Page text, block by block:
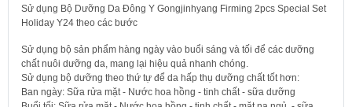
mềm mại và ẩm mịn. Thể tích thực: 150 ml
dưỡng ẩm da cô đặc giúp cung cấp các dưỡng chất cho làn da.
Thể tích thực: 110 ml
3. The history of Whoo Gongjinhyang Firming Cream: Kem dưỡng chăm
sóc da giàu dưỡng chất mang lại độ đàn hồi cho làn da.
Sử dụng Bộ Dưỡng Da Đông Y Gongjinhyang Firming 2pcs Special Set
Holiday Y24 theo các bước
Sử dụng bộ sản phẩm hàng ngày vào buổi sáng và tối để các dưỡng
chất nuôi dưỡng da, mang lại hiệu quả nhanh chóng.
Sử dụng bộ dưỡng theo thứ tự để da hấp thụ dưỡng chất tốt hơn:
Ban ngày: Sữa rửa mặt - Nước hoa hồng - tinh chất - sữa dưỡng